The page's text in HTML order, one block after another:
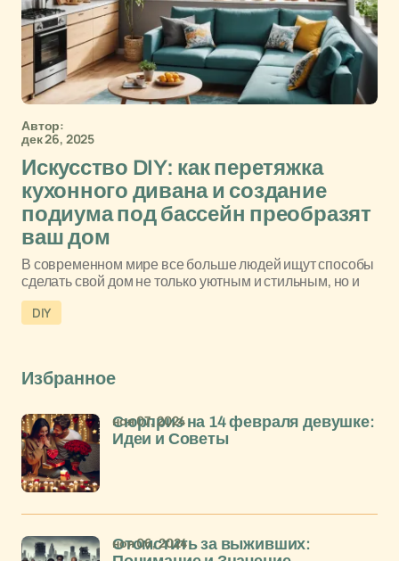
Автор:
дек 26, 2025
Искусство DIY: как перетяжка
кухонного дивана и создание
подиума под бассейн преобразят
ваш дом
В современном мире все больше людей ищут способы
сделать свой дом не только уютным и стильным, но и
DIY
Избранное
Сюрприз на 14 февраля девушке:
Идеи и Советы
ноя 07, 2024
Отомстить за выживших:
ноя 06, 2024